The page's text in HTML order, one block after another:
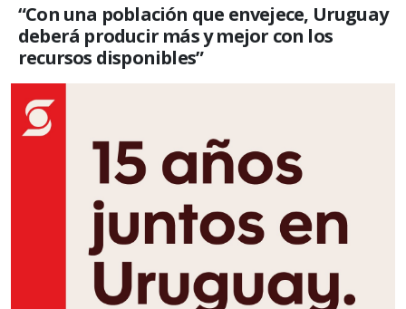
“Con una población que envejece, Uruguay
deberá producir más y mejor con los
recursos disponibles”